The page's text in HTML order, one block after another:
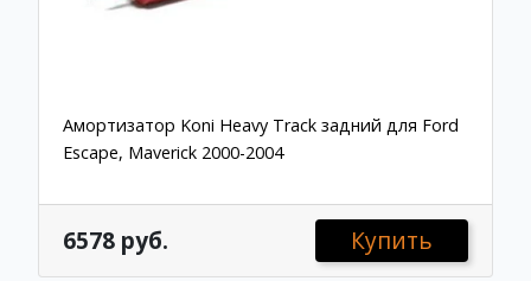
Амортизатор Koni Heavy Track задний для Ford
Escape, Maverick 2000-2004
6578 руб. Купить